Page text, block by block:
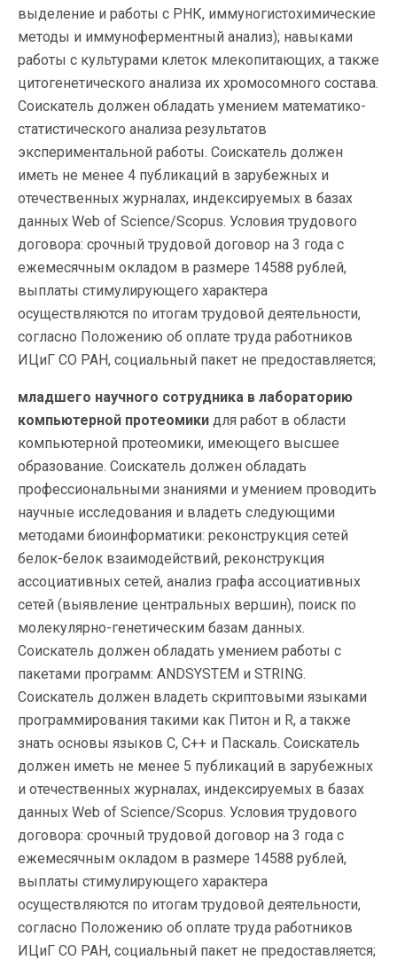
выделение и работы с РНК, иммуногистохимические
методы и иммуноферментный анализ); навыками
работы с культурами клеток млекопитающих, а также
цитогенетического анализа их хромосомного состава.
Соискатель должен обладать умением математико-
статистического анализа результатов
экспериментальной работы. Соискатель должен
иметь не менее 4 публикаций в зарубежных и
отечественных журналах, индексируемых в базах
данных Web of Science/Scopus. Условия трудового
договора: срочный трудовой договор на 3 года с
ежемесячным окладом в размере 14588 рублей,
выплаты стимулирующего характера
осуществляются по итогам трудовой деятельности,
согласно Положению об оплате труда работников
ИЦиГ СО РАН, социальный пакет не предоставляется;
младшего научного сотрудника в лабораторию
компьютерной протеомики для работ в области
компьютерной протеомики, имеющего высшее
образование. Соискатель должен обладать
профессиональными знаниями и умением проводить
научные исследования и владеть следующими
методами биоинформатики: реконструкция сетей
белок-белок взаимодействий, реконструкция
ассоциативных сетей, анализ графа ассоциативных
сетей (выявление центральных вершин), поиск по
молекулярно-генетическим базам данных.
Соискатель должен обладать умением работы с
пакетами программ: ANDSYSTEM и STRING.
Соискатель должен владеть скриптовыми языками
программирования такими как Питон и R, а также
знать основы языков С, С++ и Паскаль. Соискатель
должен иметь не менее 5 публикаций в зарубежных
и отечественных журналах, индексируемых в базах
данных Web of Science/Scopus. Условия трудового
договора: срочный трудовой договор на 3 года с
ежемесячным окладом в размере 14588 рублей,
выплаты стимулирующего характера
осуществляются по итогам трудовой деятельности,
согласно Положению об оплате труда работников
ИЦиГ СО РАН, социальный пакет не предоставляется;